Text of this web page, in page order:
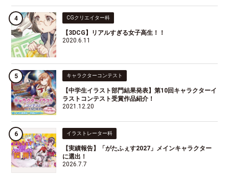
CGクリエイター科
【3DCG】リアルすぎる女子高生！！
2020.6.11
キャラクターコンテスト
【中学生イラスト部門結果発表】第10回キャラクターイ
ラストコンテスト受賞作品紹介！
2021.12.20
イラストレーター科
【実績報告】「がたふぇす2027」メインキャラクター
に選出！
2026.7.7